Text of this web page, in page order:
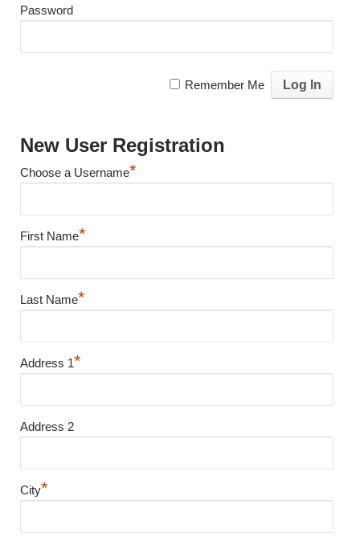
Password
Remember Me
New User Registration
Choose a Username*
First Name*
Last Name*
Address 1*
Address 2
City*